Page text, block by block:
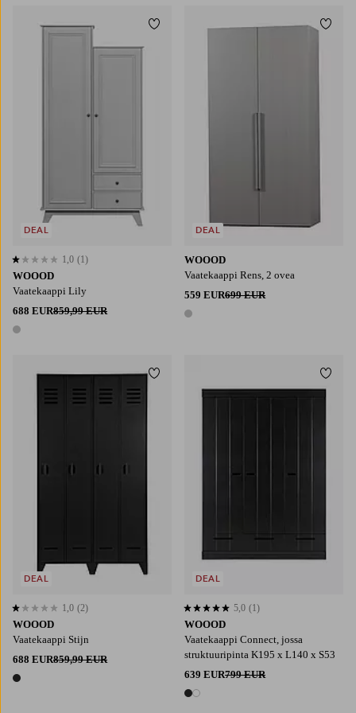
WOOOD
Vaatekaappi Lily
688 EUR859,99 EUR
1 väri
1,0 perustuen 1 arvosanaan
1,0 (1)
DEAL
Lisää suosikkeihin
WOOOD
Vaatekaappi Rens, 2 ovea
559 EUR699 EUR
1 väri
DEAL
WOOOD
Vaatekaappi Stijn
688 EUR859,99 EUR
1 väri
1,0 perustuen 2 arvosanaan
1,0 (2)
DEAL
Lisää suosikkeihin
WOOOD
Vaatekaappi Connect, jossa
struktuuripinta K195 x L140 x S53
639 EUR799 EUR
2 värejä
5,0 perustuen 1 arvosanaan
5,0 (1)
DEAL